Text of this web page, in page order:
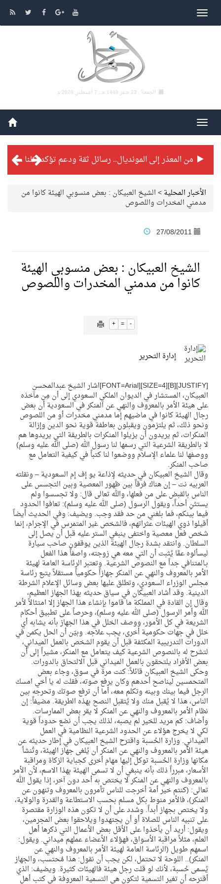
الجمعة , 23 صفر 1448 هـ , 7 أغسطس 2026 م
شراكة تطويرية مرتقبة بين التايكوندو السعودي والفرنسي
الأخبار المحلية>الشيخ العبيكان : بعض منسوبي الهيئة كانوا من
مدمني المخدرات واللصوص
27/08/2011
الشيخ العبيكان : بعض منسوبي الهيئة
كانوا من مدمني المخدرات واللصوص
+ = -
إدارة التحرير
[JUSTIFY][B][SIZE=4][FONT=Arial]اشار الشيخ عبدالمحسن
العبيكان، المستشار في الديوان الملكي السعودي إلى أن مِن مآخذه
على هيئة الأمر بالمعروف والنهي عن المنكر في السعودية أن بعض
رجال الهيئة كانوا في ماضيهم إما مدمني مخدرات أو من اللصوص
ونحو ذلك، ثم يلتزمون ويقبلون بعاطفة قوية نحو الدين وإزالة
المنكرات، ثم يريدون أن يزيلوا المنكرات بالطريقة التي يريدوها هم
لا بالطريقة الشرعية التي رسمها لنا رسول الله (صلى الله عليه وسلم)
ووصفها لنا علماء الإسلام ووضعوا لنا كتباً في كيفية التعامل مع
صاحب المنكر.
وقال الشيخ العبيكان في حديثه لإذاعة يو إف إم السعودية – ونقلته
العربيه نت – إن هناك فرقاً بين ظهور المعصية وبين التجسس على
الناس بالقبض على من فعلها، والله تعالى قال: ولا تجسسوا ولم
يستثنِ أحداً، ويقول الرسول (صلى الله عليه وسلم): تعافوا الحدود
فيما بينكم، فما بلغني من حد فقد وجب. ويضيف: وفي الحديث أيضاً
أقيلوا ذوي الهيئات عثراتهم، فالشخص غير المتمرس في الإجرام، إنما
شخص فعل معصية واختفى ينبغي الستر عليه قبل أن يصل إلى
السلطان. وانتقد بشدة رجال الهيئة الذين يوقفون صاحب سيارة
ليسألوه عمَّا يُثبت أن التي معه هي زوجته، واصفاً هذا الفعل
بـالمتنافي جداً مع النصوص الشرعية. وتعتبر الرئاسة العامة لهيئة
الأمر بالمعروف والنهي عن المنكر جهازاً حكومياً مستقلاً يتبع رئاسة
مجلس الوزراء السعودي، وتطلق عليها بعض وسائل الإعلام الشرطة
الدينية. وقد أشاد العبيكان في سياق حديثه بهذا الجهاز العظيم،
وقال إن القادة في المملكة ما قاموا بإنشاء هذا الجهاز إلا امتثالاً لأمر
الله وأمر الرسول (صلى الله عليه وسلم)، وحرصاً على تطبيق أحكام
الشريعة في كل الأمور، ووصف الخلل في هذا الجهاز بأنه يشابه أي
خلل في جهات حكومية أخرى، يجب علاجه. وبيّن أن الحل يكمن في
الدورات التدريبية المكثفة قبل أن يقوم الشخص بالعمل الميداني،
لتشرح له بالنصوص الشرعية كيف يتعامل مع المنكر، مشيراً إلى أن
بعض الأفراد يلتحقون بالعمل الميداني قبل الالتحاق بالدورات.
وحكى الشيخ العبيكان قائلاً: كنت مرة في سوق، وجاء بعض
المتحمسين ليناصح أحدهم وكان يرفع صوته، فقلت له يا أخي امسك
الرجل فيما بينك وبينه وتكلم معه، أما أن ترفع صوتك وتحرجه بين
الناس، هذا لا يُقبل منك ولا يُتقبل النصح بهذه الطريقة. مضيفاً: إن
نظام الأمر بالمعروف والنهي عن المنكر لا يقر بعض الممارسات.
وأضاف: كم مريد للخير لم يصبه، لذلك يجب أن نضع حدوداً قوية
لكي لا يخرج هؤلاء عن الحدود الشرعية النظامية في العمل
الميداني. وزارة الحُسبة واقترح الشيخ العبيكان في إطار حديثه عن
هيئة الأمر بالمعروف والنهي عن المنكر أن يُلغى جهاز الهيئة، وتُنشأ
مكانها وزارة الحُسبة توكل إليها مهام أخرى كجباية الزكاة ومراقبة
الأسعار، مبرراً ذلك بأنه ينبغي أن لا تسمى الهيئة بهذا الاسم، لأن الأمر
بالمعروف والنهي عن المنكر لا يختص به أحد دون آخر، إذا يقول الله
تعالى: (كنتم خير أمة أخرجت للناس تأمرون بالمعروف وتنهون عن
المنكر)، فالأمر منوط بكل مسلم بحسب الاستطاعة والقدرة والولاية،
ولا يختص بجهاز أبداً. وشدد على أن لا تكون هذه الوزارة مقتصرة
على تنبيه الناس للصلاة أو أن يجتهدوا ويلاحقوا بعض المجرمين،
ويقول: أريد أن يأخذوا على الأقل بعض الأعمال التي ذكرها أهل
العلم، مثلاً مراقبة الأسواق، فهؤلاء الأعضاء عملهم ميداني. ويقول:
اسمهم طويل (الرئاسة العامة لهيئة الأمر بالمعروف والنهي عن
المنكر).. اللوحة لا تحتمل، لكن يجب أن نقول: هذا مُحتسب، والجهاز
يُسمى حُسبة، لأنك لو قلت رجل هيئة فالهيئات كثيرة. ويضيف: الذي
أقترحه أن تغير التسمية لتكون هي التسمية المعروفة في كتب أهل